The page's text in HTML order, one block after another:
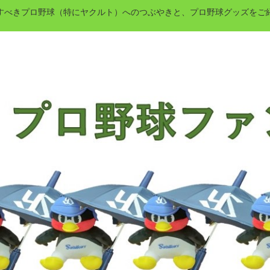
べきプロ野球（特にヤクルト）へのつぶやきと、プロ野球グッズをご